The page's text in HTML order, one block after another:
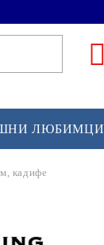
ЛЮБИМЦИ
кадифе